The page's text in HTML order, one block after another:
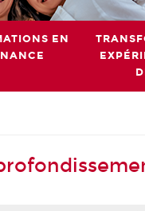
EN